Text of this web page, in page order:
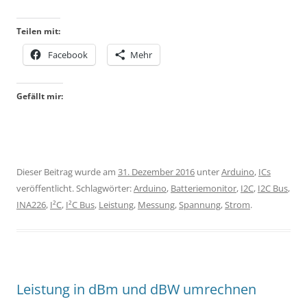
Teilen mit:
Facebook Mehr
Gefällt mir:
Dieser Beitrag wurde am 31. Dezember 2016 unterArduino, ICs
veröffentlicht. Schlagwörter:Arduino, Batteriemonitor, I2C, I2C Bus,
INA226, I²C, I²C Bus, Leistung, Messung,Spannung,Strom.
Leistung in dBm und dBW umrechnen